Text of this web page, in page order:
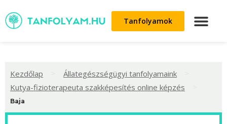
Tanfolyamok
Kezdőlap Állategészségügyi tanfolyamaink
Kutya-fizioterapeuta szakképesítés online képzés
Baja